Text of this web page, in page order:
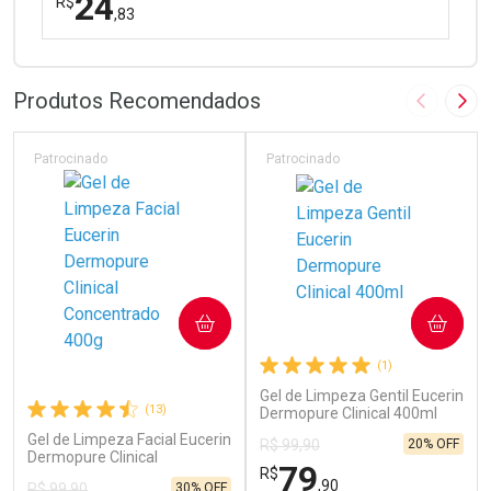
,83
Laboratório
Ativar Desconto
Por Menos
Produtos Recomendados Imagem
(13)
Gel de Limpeza Facial Eucerin
Dermopure Clinical
Patrocinado
30% OFF
COMPRAR
(1)
Gel de Limpeza Gentil Eucerin
Dermopure Clinical 400ml
Patrocinado
R$ 99,90
R$79,90
20% OFF
COMPRAR